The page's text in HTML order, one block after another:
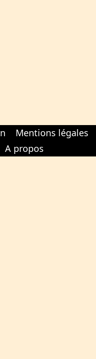
Mentions légales
A propos